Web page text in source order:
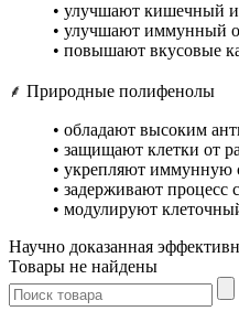
• улучшают кишечный
• улучшают иммунный
• повышают вкусовые
⸙ Природные полифенолы
• обладают высоким
• защищают клетки от
• укрепляют иммунную
• задерживают процесс
• модулируют
Научно доказанная
Товары не найдены